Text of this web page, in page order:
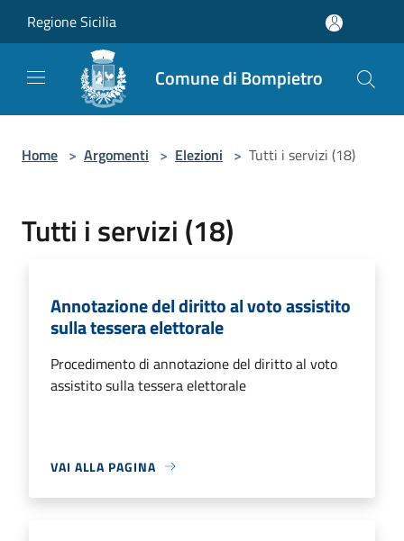
Regione Sicilia
Comune di Bompietro
Home > Argomenti > Elezioni > Tutti i servizi (18)
Tutti i servizi (18)
Annotazione del diritto al voto assistito
sulla tessera elettorale
Procedimento di annotazione del diritto al voto
assistito sulla tessera elettorale
VAI ALLA PAGINA